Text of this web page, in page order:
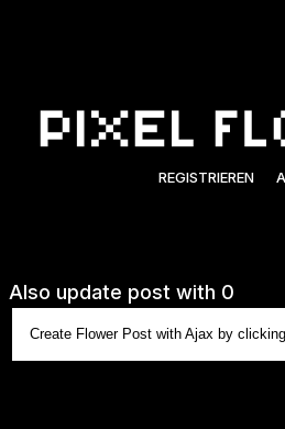
REGISTRIEREN
Also update post with 0
Create Flower Post with Ajax by